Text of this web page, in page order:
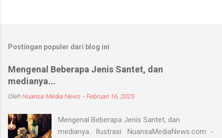
Postingan populer dari blog ini
Mengenal Beberapa Jenis Santet, dan
medianya...
OlehNuansa Media News -Februari 16, 2025
Mengenal Beberapa Jenis Santet, dan
medianya... Ilustrasi NuansaMediaNews.com -